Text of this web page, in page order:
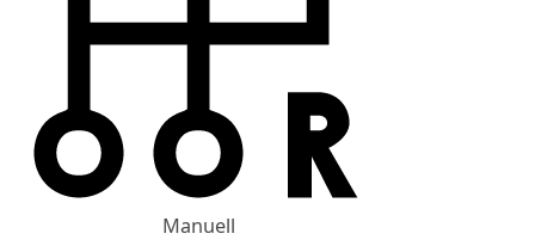
Manuell